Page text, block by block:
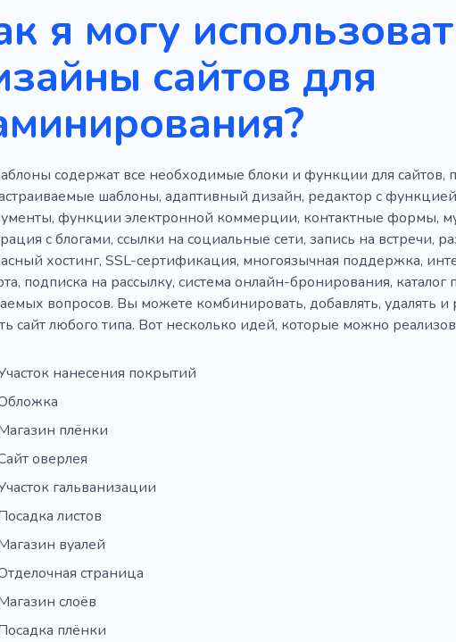
я могу
сайтов для
содержат все необходимые блоки и функции для
шаблоны, адаптивный дизайн, редактор с
функции электронной коммерции, контактные формы,
с блогами, ссылки на социальные сети, запись на встречи,
хостинг, SSL-сертификация, многоязычная поддержка,
подписка на рассылку, система онлайн-бронирования, каталог
вопросов. Вы можете комбинировать, добавлять, удалять и
сайт любого типа. Вот несколько идей, которые можно
нанесения покрытий
плёнки
оверлея
гальванизации
листов
вуалей
страница
слоёв
плёнки